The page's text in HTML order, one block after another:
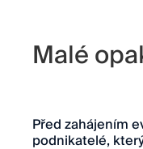
Malé
Před zahájením
podnikatelé,